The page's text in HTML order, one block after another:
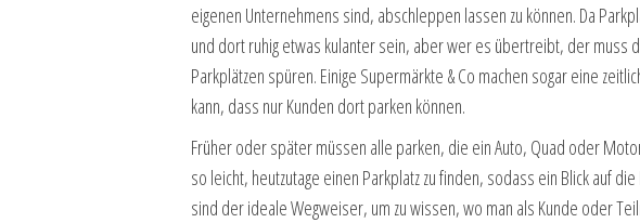
eigenen Unternehmens sind, abschleppen lassen zu können. Da
und dort ruhig etwas kulanter sein, aber wer es übertreibt, der muss
Parkplätzen spüren. Einige Supermärkte & Co machen sogar eine
kann, dass nur Kunden dort parken können.
Früher oder später müssen alle parken, die ein Auto, Quad oder
so leicht, heutzutage einen Parkplatz zu finden, sodass ein Blick auf
sind der ideale Wegweiser, um zu wissen, wo man als Kunde oder